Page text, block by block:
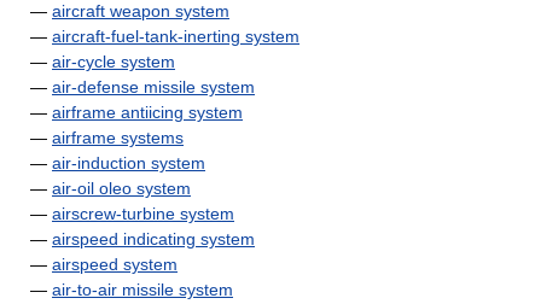
— aircraft weapon system
— aircraft-fuel-tank-inerting system
— air-cycle system
— air-defense missile system
— airframe antiicing system
— airframe systems
— air-induction system
— air-oil oleo system
— airscrew-turbine system
— airspeed indicating system
— airspeed system
— air-to-air missile system